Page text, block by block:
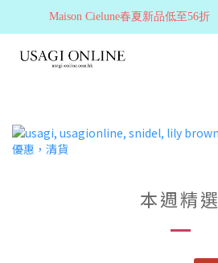
本週精選
Maison Cielune春夏新品低至56折